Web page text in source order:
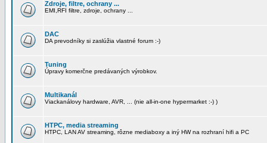
Zdroje, filtre, ochrany ...
EMI,RFI filtre, zdroje, ochrany ...
DAC
DA prevodníky si zaslúžia vlastné forum :-)
Tuning
Úpravy komerčne predávaných výrobkov.
Multikanál
Viackanálovy hardware, AVR, ... (nie all-in-one hypermarket :-) )
HTPC, media streaming
HTPC, LAN AV streaming, rôzne mediaboxy a iný HW na rozhraní hifi a PC